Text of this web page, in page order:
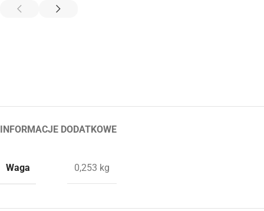
INFORMACJE DODATKOWE
Waga 0,253 kg